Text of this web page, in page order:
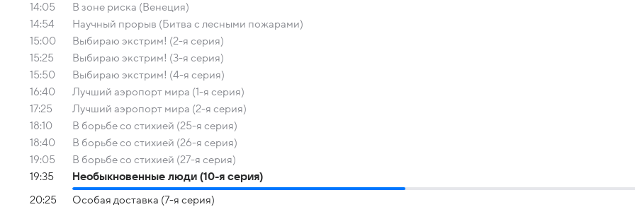
14:05
В зоне риска (Венеция)
14:54
Научный прорыв (Битва с лесными пожарами)
15:00
Выбираю экстрим! (2-я серия)
15:25
Выбираю экстрим! (3-я серия)
15:50
Выбираю экстрим! (4-я серия)
16:40
Лучший аэропорт мира (1-я серия)
17:25
Лучший аэропорт мира (2-я серия)
18:10
В борьбе со стихией (25-я серия)
18:40
В борьбе со стихией (26-я серия)
19:05
В борьбе со стихией (27-я серия)
19:35
Необыкновенные люди (10-я серия)
20:25
Особая доставка (7-я серия)